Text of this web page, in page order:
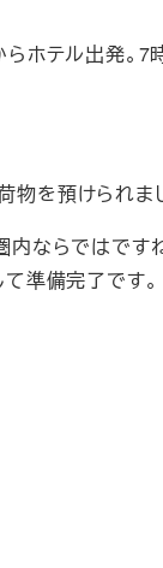
ホテル出発。7
を預けられま
内ならではです
準備完了です。